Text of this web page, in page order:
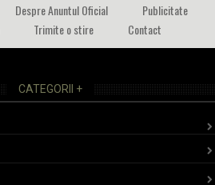
Despre Anuntul Oficial
Publicitate
Trimite o stire Contact
CATEGORII +